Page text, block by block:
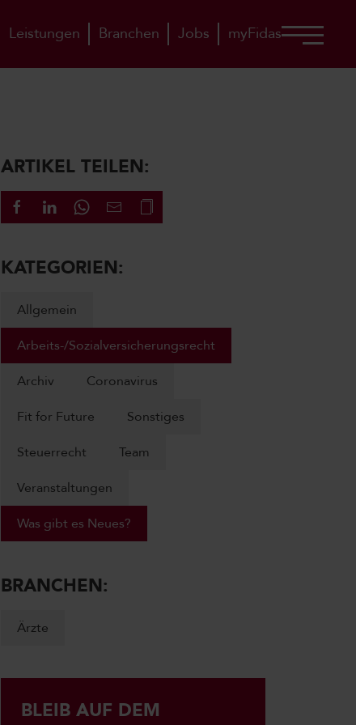
Leistungen Branchen Jobs myFidas
ARTIKEL TEILEN:
KATEGORIEN:
Allgemein
Arbeits-/Sozialversicherungsrecht
Archiv
Coronavirus
Fit for Future
Sonstiges
Steuerrecht
Team
Veranstaltungen
Was gibt es Neues?
BRANCHEN:
Ärzte
BLEIB AUF DEM